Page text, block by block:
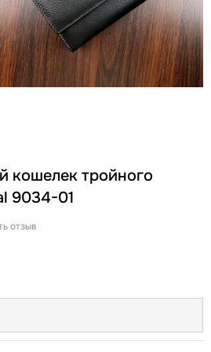
колесах Snowball
кошелек тройного
9034-01
отзыв